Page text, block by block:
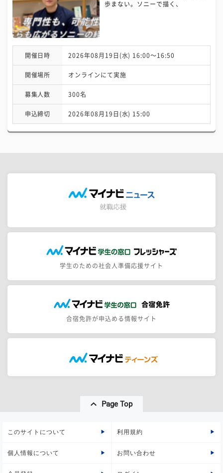
歩まない。ソニーで描く、
開催日時 2026年08月19日(水) 16:00〜16:50
開催場所 オンラインにて実施
募集人数 300名
申込締切 2026年08月19日(水) 15:00
学生のための社会人準備応援サイト
合宿免許が申込める情報サイト
Page Top
このサイトについて 利用規約
個人情報について お問い合わせ